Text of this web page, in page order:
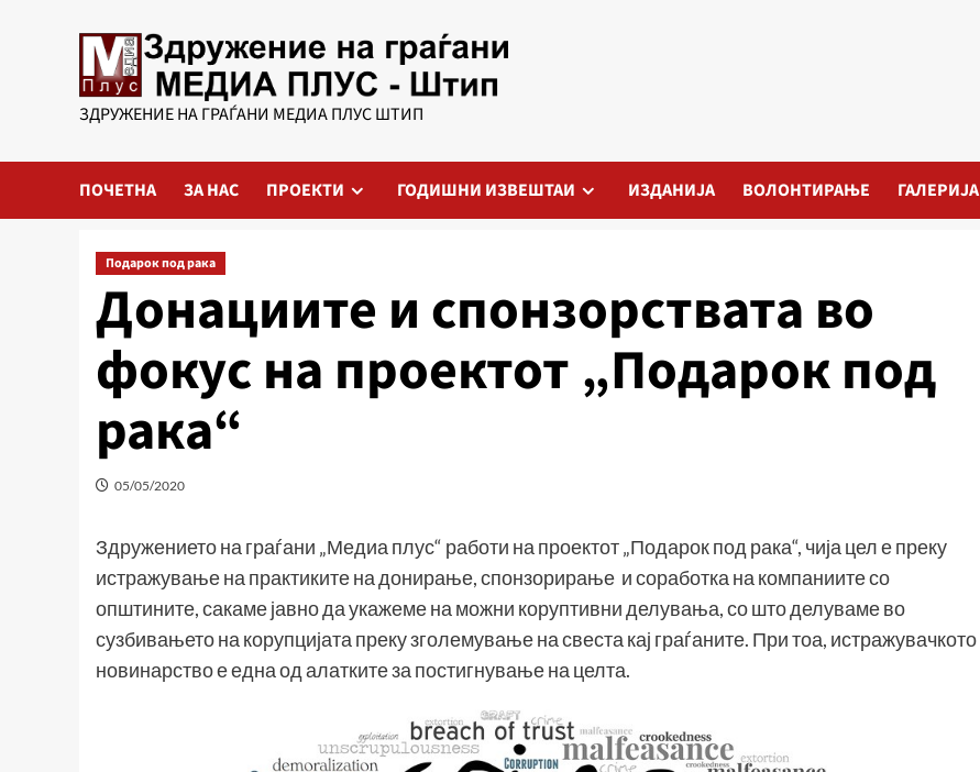
ЗДРУЖЕНИЕ НА ГРАЃАНИ МЕДИА ПЛУС ШТИП
ПОЧЕТНА ЗА НАС ПРОЕКТИ ГОДИШНИ ИЗВЕШТАИ ИЗДАНИЈА ВОЛОНТИРАЊЕ ГАЛЕРИЈА
Подарок под рака
Донациите и спонзорствата во
фокус на проектот „Подарок под
рака“
05/05/2020
Здружението на граѓани „Медиа плус“ работи на проектот „Подарок под рака“, чија цел е преку
истражување на практиките на донирање, спонзорирање и соработка на компаниите со
општините, сакаме јавно да укажеме на можни коруптивни делувања, со што делуваме во
сузбивањето на корупцијата преку зголемување на свеста кај граѓаните. При тоа, истражувачкото
новинарство е една од алатките за постигнување на целта.